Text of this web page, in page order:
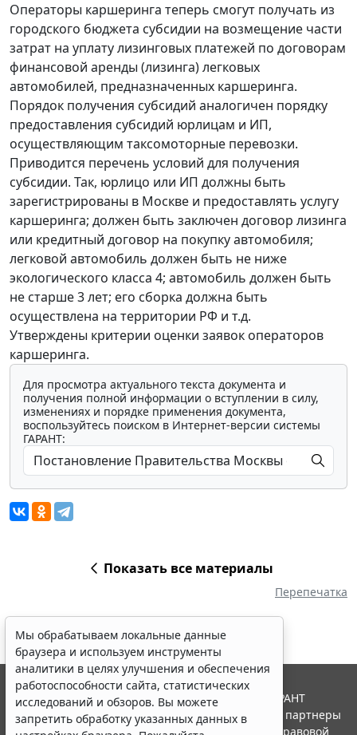
Операторы каршеринга теперь смогут получать из
городского бюджета субсидии на возмещение части
затрат на уплату лизинговых платежей по договорам
финансовой аренды (лизинга) легковых
автомобилей, предназначенных каршеринга.
Порядок получения субсидий аналогичен порядку
предоставления субсидий юрлицам и ИП,
осуществляющим таксомоторные перевозки.
Приводится перечень условий для получения
субсидии. Так, юрлицо или ИП должны быть
зарегистрированы в Москве и предоставлять услугу
каршеринга; должен быть заключен договор лизинга
или кредитный договор на покупку автомобиля;
легковой автомобиль должен быть не ниже
экологического класса 4; автомобиль должен быть
не старше 3 лет; его сборка должна быть
осуществлена на территории РФ и т.д.
Утверждены критерии оценки заявок операторов
каршеринга.
Для просмотра актуального текста документа и
получения полной информации о вступлении в силу,
изменениях и порядке применения документа,
воспользуйтесь поиском в Интернет-версии системы
ГАРАНТ:
Показать все материалы
Перепечатка
Мы обрабатываем локальные данные
браузера и используем инструменты
аналитики в целях улучшения и обеспечения
работоспособности сайта, статистических
исследований и обзоров. Вы можете
запретить обработку указанных данных в
© ООО "НПП "ГАРАНТ-СЕРВИС", 2026. Система ГАРАНТ
выпускается с 1990 года. Компания "Гарант" и ее партнеры
являются участниками Российской ассоциации правовой